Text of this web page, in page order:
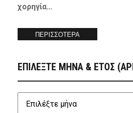
χορηγία…
ΠΕΡΙΣΣΟΤΕΡΑ
ΕΠΙΛΕΞΤΕ ΜΗΝΑ & ΕΤΟΣ